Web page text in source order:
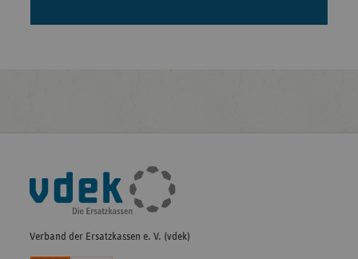
Fußleisten-
Navigation
Verband der Ersatzkassen e. V. (vdek)